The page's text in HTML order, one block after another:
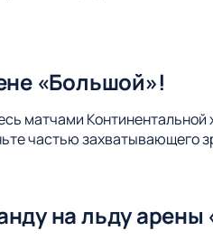
«Большой»!
матчами Континентальной
частью захватывающего
на льду